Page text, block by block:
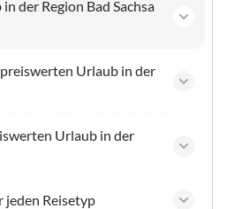
der Region Bad Sachsa
Urlaub in der
Urlaub in der
jeden Reisetyp